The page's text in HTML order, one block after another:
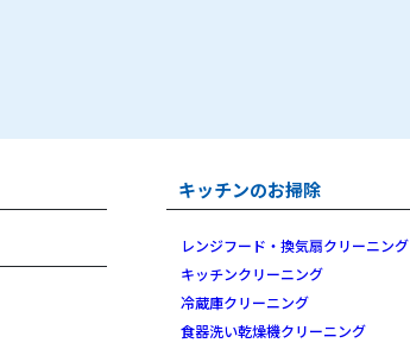
キッチンのお掃除
レンジフード・換気扇クリーニング
キッチンクリーニング
冷蔵庫クリーニング
食器洗い乾燥機クリーニング